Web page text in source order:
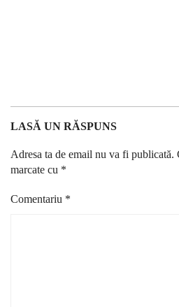
LASĂ UN RĂSPUNS
Adresa ta de email nu va fi publicată.
marcate cu *
Comentariu *